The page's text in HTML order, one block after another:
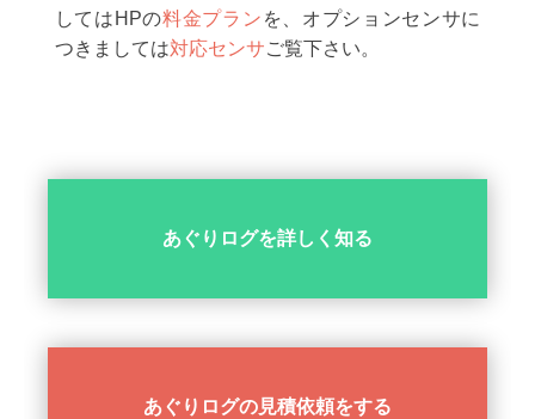
してはHPの料金プラン を、オプションセンサに
つきましては対応センサご覧下さい。
あぐりログを詳しく知る
あぐりログの見積依頼をする